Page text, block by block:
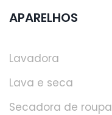
APARELHOS
Lavadora
Lava e seca
Secadora de roupa